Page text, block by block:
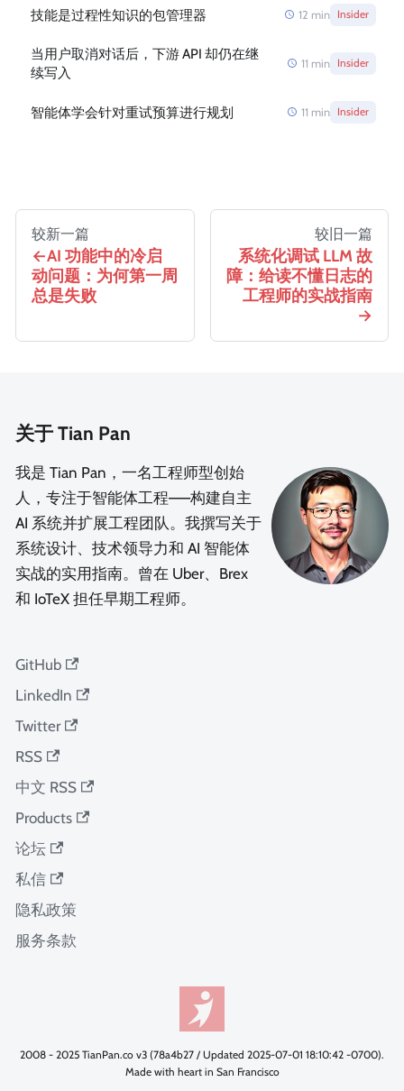
技能是过程性知识的包管理器 12 min Insider
当用户取消对话后，下游 API 却仍在继
续写入
11 min Insider
智能体学会针对重试预算进行规划 11 min Insider
较新一篇
AI 功能中的冷启
动问题：为何第一周
总是失败
较旧一篇
系统化调试 LLM 故
障：给读不懂日志的
工程师的实战指南
关于 Tian Pan
我是 Tian Pan，一名工程师型创始
人，专注于智能体工程——构建自主
AI 系统并扩展工程团队。我撰写关于
系统设计、技术领导力和 AI 智能体
实战的实用指南。曾在 Uber、Brex
和 IoTeX 担任早期工程师。
GitHub
LinkedIn
Twitter
RSS
中文 RSS
Products
论坛
私信
隐私政策
服务条款
2008 - 2025 TianPan.co v3 (78a4b27 / Updated 2025-07-01 18:10:42 -0700).
Made with heart in San Francisco